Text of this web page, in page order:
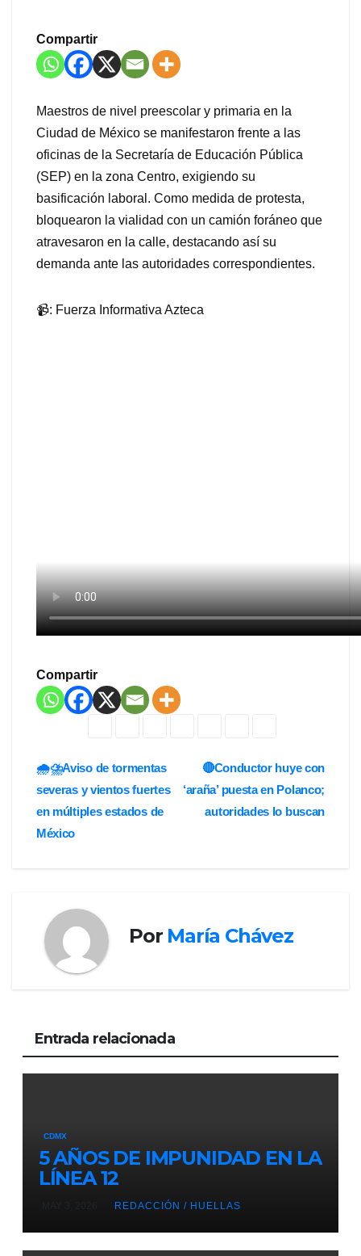
Compartir
Maestros de nivel preescolar y primaria en la
Ciudad de México se manifestaron frente a las
oficinas de la Secretaría de Educación Pública
(SEP) en la zona Centro, exigiendo su
basificación laboral. Como medida de protesta,
bloquearon la vialidad con un camión foráneo que
atravesaron en la calle, destacando así su
demanda ante las autoridades correspondientes.
📹: Fuerza Informativa Azteca
Compartir
Navegación
de
entradas
🔴Conductor huye con
‘araña’ puesta en Polanco;
autoridades lo buscan
🌧️⛈️Aviso de tormentas
severas y vientos fuertes
en múltiples estados de
México
Por María Chávez
Entrada relacionada
CDMX
5 AÑOS DE IMPUNIDAD EN LA
LÍNEA 12
REDACCIÓN / HUELLAS